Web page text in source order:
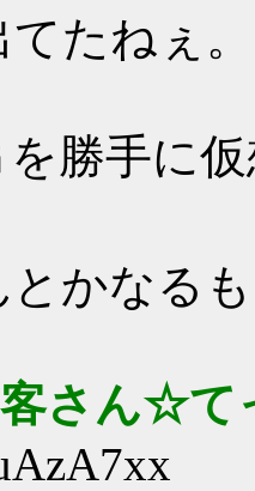
たねぇ。
勝手に
かなる
さん☆て